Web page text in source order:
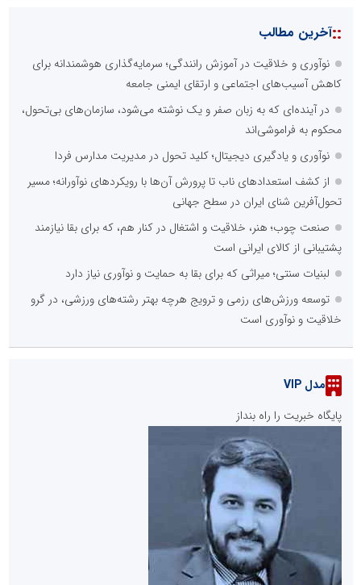
::آخرین مطالب
نوآوری و خلاقیت در آموزش رانندگی؛ سرمایه‌گذاری هوشمندانه برای
کاهش آسیب‌های اجتماعی و ارتقای ایمنی جامعه
در آینده‌ای که به زبان صفر و یک نوشته می‌شود، سازمان‌های بی‌تحول،
محکوم به فراموشی‌اند
نوآوری و یادگیری دیجیتال؛ کلید تحول در مدیریت مدارس فردا
از کشف استعدادهای ناب تا پرورش آن‌ها با رویکردهای نوآورانه؛ مسیر
تحول‌آفرین شنای ایران در سطح جهانی
صنعت چوب؛ هنر، خلاقیت و اشتغال در کنار هم، که برای بقا نیازمند
پشتیبانی از کالای ایرانی است
لبنیات سنتی؛ میراثی که برای بقا به حمایت و نوآوری نیاز دارد
توسعه ورزش‌های رزمی و ترویج هرچه بهتر رشته‌های ورزشی، در گرو
خلاقیت و نوآوری است
مدل VIP
پایگاه خبریت را راه بنداز